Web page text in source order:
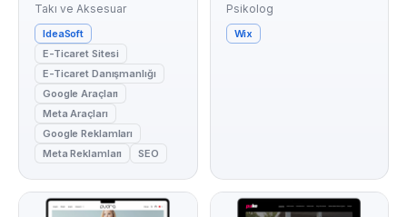
Takı ve Aksesuar
IdeaSoft
E-Ticaret Sitesi
E-Ticaret Danışmanlığı
Google Araçları
Meta Araçları
Google Reklamları
Meta Reklamları
SEO
Psikolog
Wix